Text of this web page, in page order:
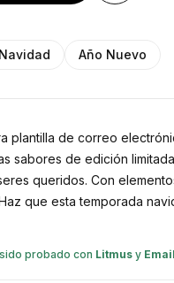
Navidad Año Nuevo
plantilla de correo
sabores de edición
queridos. Con
que esta temporada
probado con Litmusy